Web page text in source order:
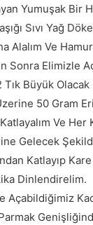
Yumuşak Bir
Sıvı Yağ
Alalım Ve
Sonra Elimizle
Tık Büyük
50 Gram
Ve Her
Gelecek
Katlayıp
Dinlendirelim.
Açabildiğimiz
Parmak